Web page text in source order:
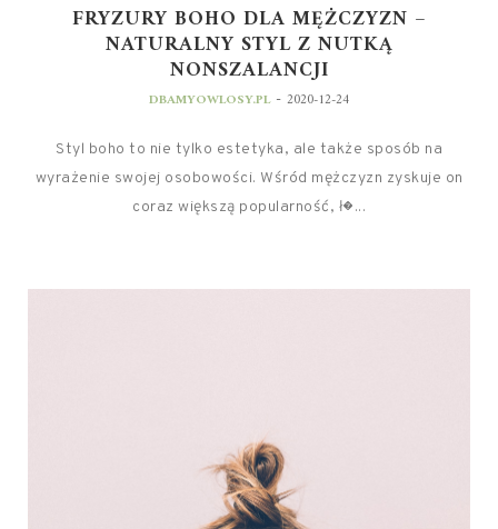
FRYZURY BOHO DLA MĘŻCZYZN –
NATURALNY STYL Z NUTKĄ
NONSZALANCJI
DBAMYOWLOSY.PL - 2020-12-24
Styl boho to nie tylko estetyka, ale także sposób na
wyrażenie swojej osobowości. Wśród mężczyzn zyskuje on
coraz większą popularność, ł�...